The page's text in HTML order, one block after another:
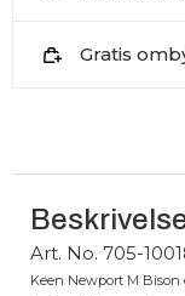
Gratis
Art. No. 705-
Keen Newport M Bison